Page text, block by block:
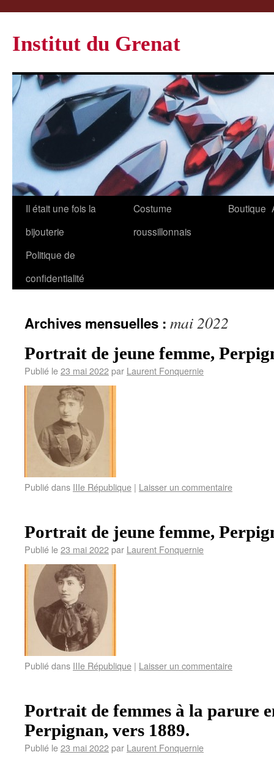
Institut du Grenat
Il était une fois la
bijouterie
Costume
roussillonnais
Boutique
Politique de
confidentialité
Archives mensuelles : mai 2022
Portrait de jeune femme,
Publié le23 mai 2022par Laurent Fonquernie
Publié dans IIIe République | Laisser un commentaire
Portrait de jeune femme,
Publié le23 mai 2022par Laurent Fonquernie
Publié dans IIIe République | Laisser un commentaire
Portrait de femmes à la parure
Perpignan, vers 1889.
Publié le23 mai 2022par Laurent Fonquernie